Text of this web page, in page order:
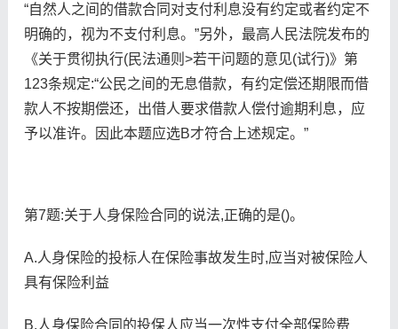
“自然人之间的借款合同对支付利息没有约定或者约定不
明确的，视为不支付利息。”另外，最高人民法院发布的
《关于贯彻执行(民法通则>若干问题的意见(试行)》第
123条规定:“公民之间的无息借款，有约定偿还期限而借
款人不按期偿还，出借人要求借款人偿付逾期利息，应
予以准许。因此本题应选B才符合上述规定。”
第7题:关于人身保险合同的说法,正确的是()。
A.人身保险的投标人在保险事故发生时,应当对被保险人
具有保险利益
B.人身保险合同的投保人应当一次性支付全部保险费